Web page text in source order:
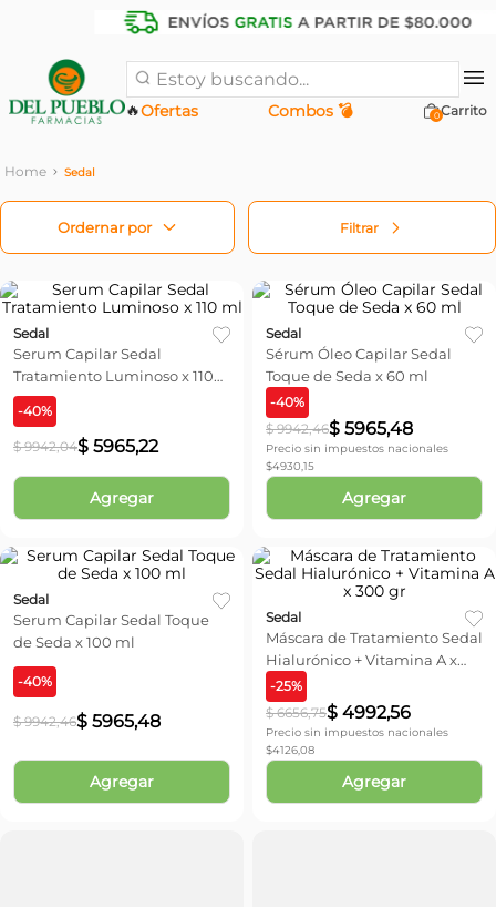
Estoy buscando...
Ofertas
🔥 Combos 💣 0
Sedal
Filtrar
Sedal
Serum Capilar Sedal
Tratamiento Luminoso x 110
ml
-40%
$ 9942,04$ 5965,22
Agregar
Sedal
Sérum Óleo Capilar Sedal
Toque de Seda x 60 ml
-40%
$ 9942,46$ 5965,48
Precio sin impuestos nacionales
$4930,15
Agregar
Sedal
Serum Capilar Sedal Toque
de Seda x 100 ml
-40%
$ 9942,46$ 5965,48
Agregar
Sedal
Máscara de Tratamiento Sedal
Hialurónico + Vitamina A x
300 gr
-25%
$ 6656,75$ 4992,56
Precio sin impuestos nacionales
$4126,08
Agregar